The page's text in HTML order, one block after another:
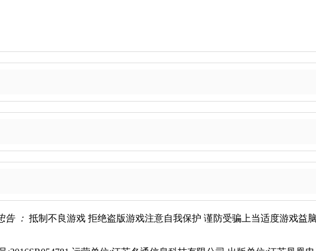
告 ： 抵制不良游戏 拒绝盗版游戏注意自我保护 谨防受骗上当适度游戏益脑